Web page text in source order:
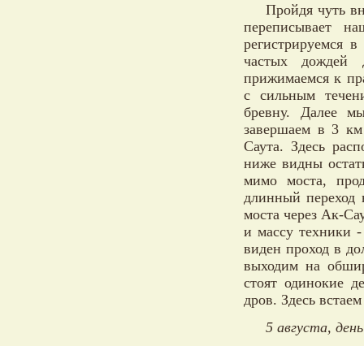
Пройдя чуть
переписывает
регистрируемся
частых
прижимаемся к
с сильным
бревну. Далее
завершаем в 3
Саута. Здесь
ниже видны
мимо моста,
длинный переход
моста через Ак-
и массу техники
виден проход в
выходим на
стоят одинокие
дров. Здесь
5 августа,